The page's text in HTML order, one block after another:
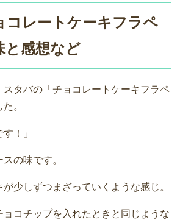
コレートケーキフラペ
と感想など
スタバの「チョコレートケーキフラペ
。
！」
の味です。
少しずつまざっていくような感じ。
コチップを入れたときと同じような